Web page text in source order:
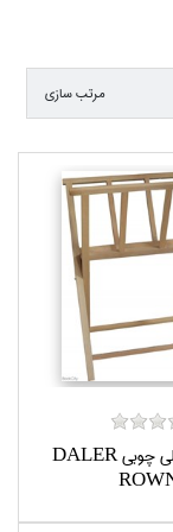
مرتب سازي
ديسپلي چوبي DALER